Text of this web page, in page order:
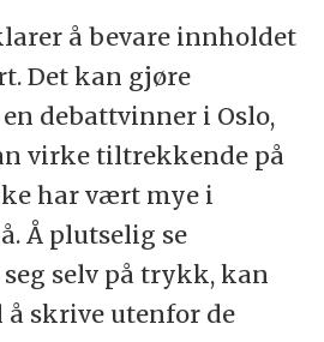
å bevare innholdet
Det kan gjøre
debattvinner i Oslo,
virke tiltrekkende på
har vært mye i
Å plutselig se
selv på trykk, kan
skrive utenfor de